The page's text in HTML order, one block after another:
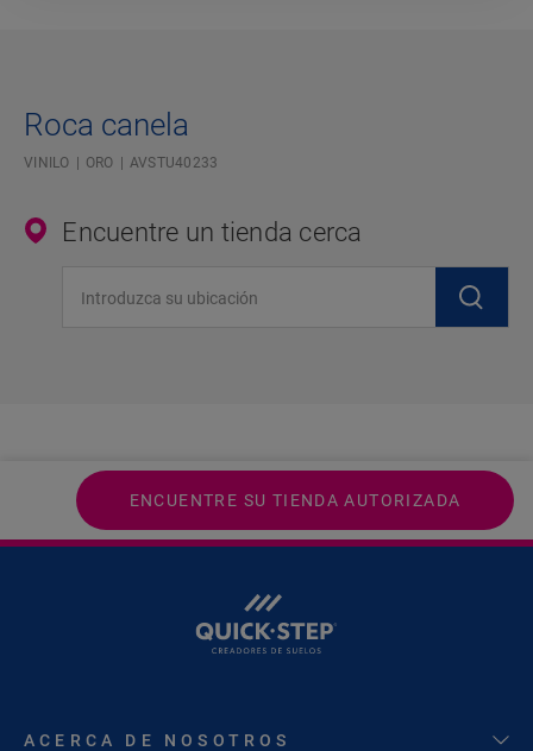
Roca canela
VINILO ORO AVSTU40233
Encuentre un tienda cerca
ENCUENTRE SU TIENDA AUTORIZADA
ACERCA DE NOSOTROS